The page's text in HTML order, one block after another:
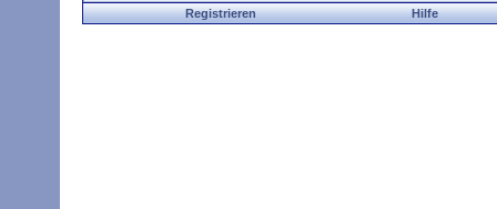
Registrieren Hilfe